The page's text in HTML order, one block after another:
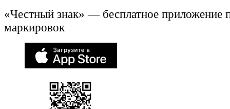
«Честный знак» — бесплатное приложение
маркировок